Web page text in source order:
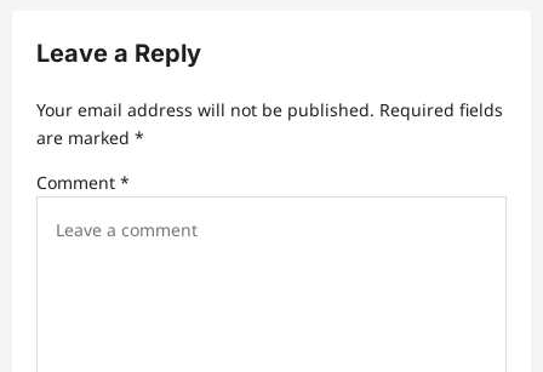
i
a
i
Leave a Reply
Your email address will not be published. Required fields
are marked *
Comment *